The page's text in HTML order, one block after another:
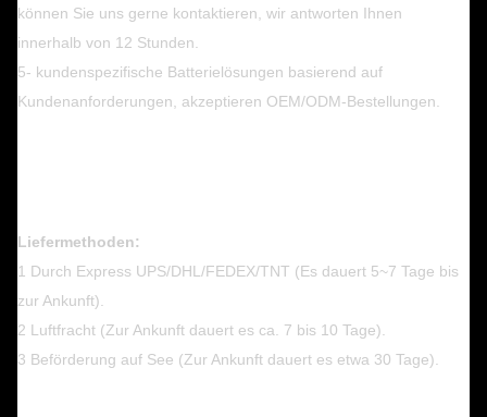
können Sie uns gerne kontaktieren, wir antworten Ihnen
innerhalb von 12 Stunden.
5- kundenspezifische Batterielösungen basierend auf
Kundenanforderungen, akzeptieren OEM/ODM-Bestellungen.
Liefermethoden:
1 Durch Express UPS/DHL/FEDEX/TNT (Es dauert 5~7 Tage bis
zur Ankunft).
2 Luftfracht (Zur Ankunft dauert es ca. 7 bis 10 Tage).
3 Beförderung auf See (Zur Ankunft dauert es etwa 30 Tage).